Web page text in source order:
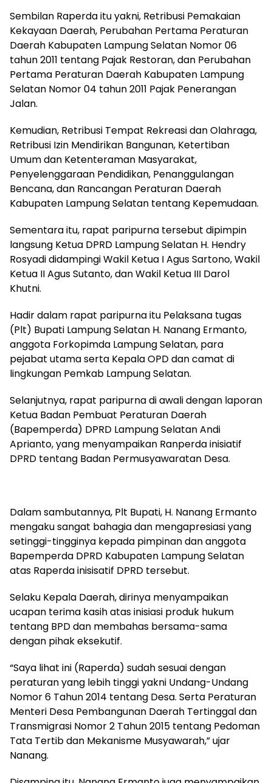
Sembilan Raperda itu yakni, Retribusi Pemakaian
Kekayaan Daerah, Perubahan Pertama Peraturan
Daerah Kabupaten Lampung Selatan Nomor 06
tahun 2011 tentang Pajak Restoran, dan Perubahan
Pertama Peraturan Daerah Kabupaten Lampung
Selatan Nomor 04 tahun 2011 Pajak Penerangan
Jalan.
Kemudian, Retribusi Tempat Rekreasi dan Olahraga,
Retribusi Izin Mendirikan Bangunan, Ketertiban
Umum dan Ketenteraman Masyarakat,
Penyelenggaraan Pendidikan, Penanggulangan
Bencana, dan Rancangan Peraturan Daerah
Kabupaten Lampung Selatan tentang Kepemudaan.
Sementara itu, rapat paripurna tersebut dipimpin
langsung Ketua DPRD Lampung Selatan H. Hendry
Rosyadi didampingi Wakil Ketua I Agus Sartono, Wakil
Ketua II Agus Sutanto, dan Wakil Ketua III Darol
Khutni.
Hadir dalam rapat paripurna itu Pelaksana tugas
(Plt) Bupati Lampung Selatan H. Nanang Ermanto,
anggota Forkopimda Lampung Selatan, para
pejabat utama serta Kepala OPD dan camat di
lingkungan Pemkab Lampung Selatan.
Selanjutnya, rapat paripurna di awali dengan laporan
Ketua Badan Pembuat Peraturan Daerah
(Bapemperda) DPRD Lampung Selatan Andi
Aprianto, yang menyampaikan Ranperda inisiatif
DPRD tentang Badan Permusyawaratan Desa.
Dalam sambutannya, Plt Bupati, H. Nanang Ermanto
mengaku sangat bahagia dan mengapresiasi yang
setinggi-tingginya kepada pimpinan dan anggota
Bapemperda DPRD Kabupaten Lampung Selatan
atas Raperda inisisatif DPRD tersebut.
Selaku Kepala Daerah, dirinya menyampaikan
ucapan terima kasih atas inisiasi produk hukum
tentang BPD dan membahas bersama-sama
dengan pihak eksekutif.
“Saya lihat ini (Raperda) sudah sesuai dengan
peraturan yang lebih tinggi yakni Undang-Undang
Nomor 6 Tahun 2014 tentang Desa. Serta Peraturan
Menteri Desa Pembangunan Daerah Tertinggal dan
Transmigrasi Nomor 2 Tahun 2015 tentang Pedoman
Tata Tertib dan Mekanisme Musyawarah,” ujar
Nanang.